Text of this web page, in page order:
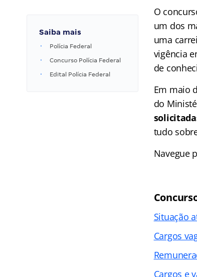
Saiba mais
Polícia Federal
Concurso Polícia Federal
Edital Polícia Federal
O
um dos
uma
vigência
de
Em maio
do
tudo
Navegue
Situação
Cargos
Cargos e